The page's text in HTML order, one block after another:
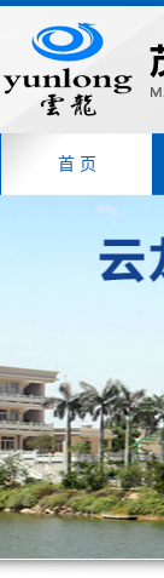
首 页